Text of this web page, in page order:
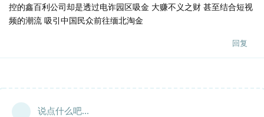
控的鑫百利公司却是透过电诈园区吸金 大赚不义之财 甚至结合短视
频的潮流 吸引中国民众前往缅北淘金
回复
说点什么吧...